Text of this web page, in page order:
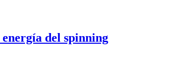
del spinning